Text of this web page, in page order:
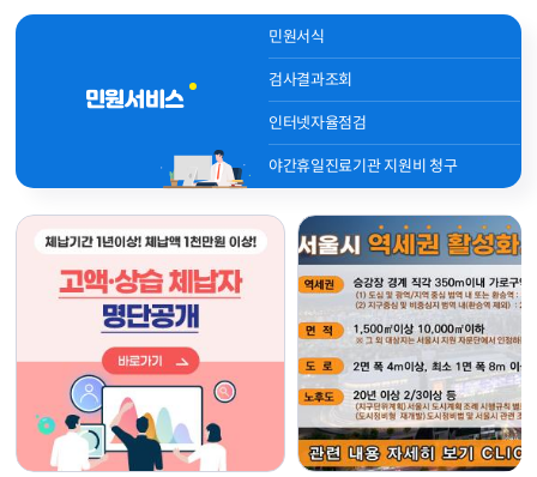
민원서비스
민원서식
검사결과조회
인터넷자율점검
야간휴일진료기관 지원비 청구